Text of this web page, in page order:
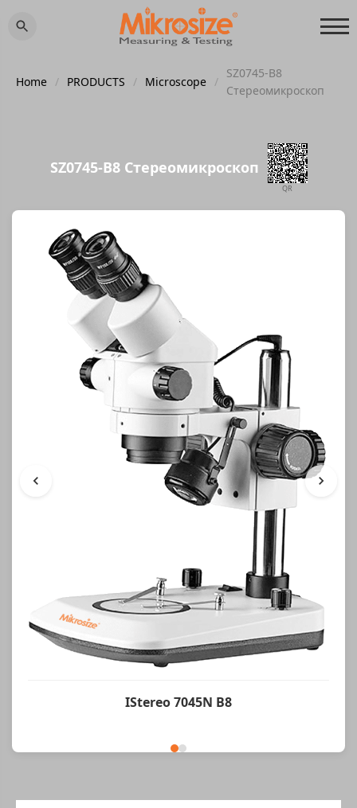
Home / PRODUCTS / Microscope /
SZ0745-B8
Стереомикроскоп
SZ0745-B8 Стереомикроскоп
QR
IStereo 7045N B8